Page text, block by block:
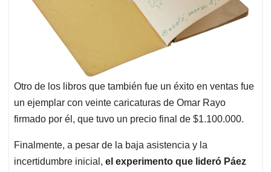
Otro de los libros que también fue un éxito en ventas fue
un ejemplar con veinte caricaturas de Omar Rayo
firmado por él, que tuvo un precio final de $1.100.000.
Finalmente, a pesar de la baja asistencia y la
incertidumbre inicial, el experimento que lideró Páez